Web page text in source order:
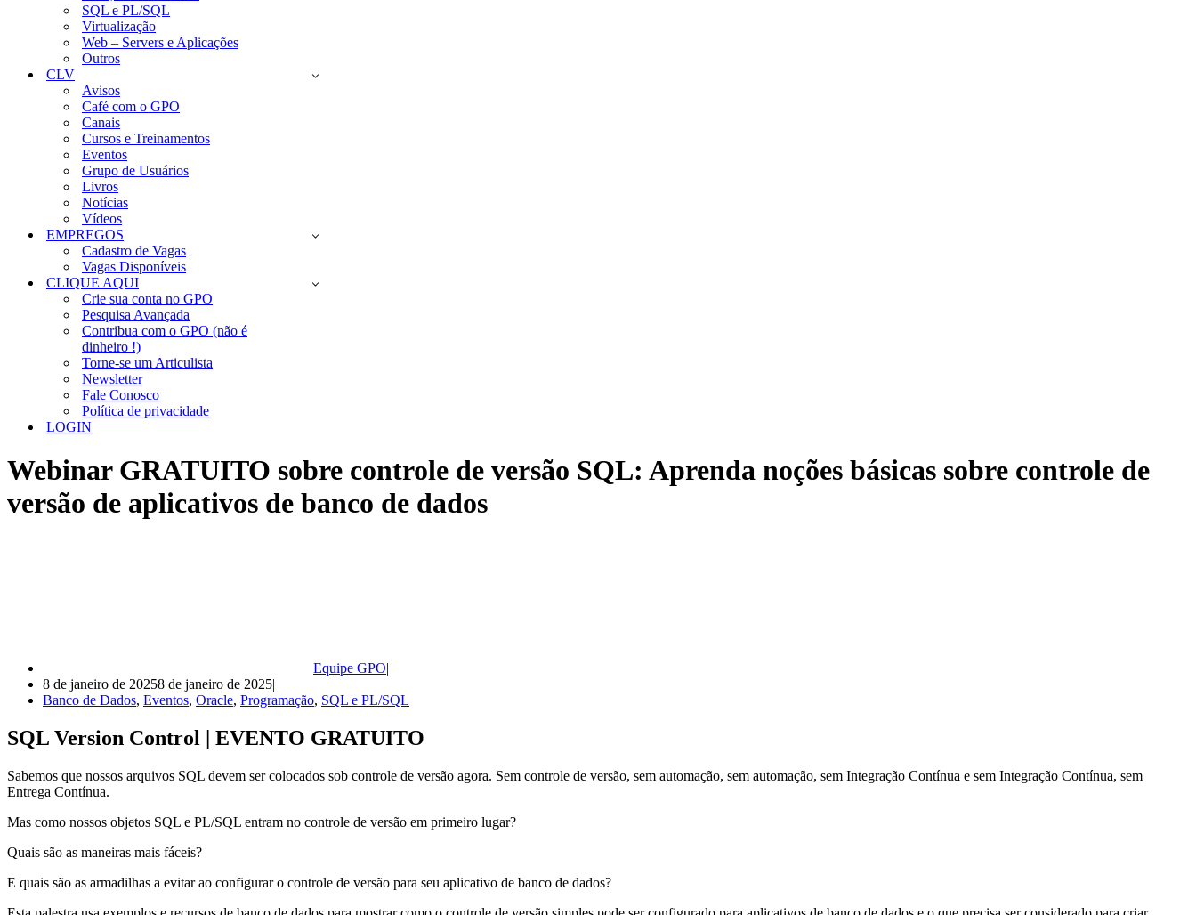
SQL e PL/SQL
Virtualização
Web – Servers e Aplicações
Outros
CLV
Avisos
Café com o GPO
Canais
Cursos e Treinamentos
Eventos
Grupo de Usuários
Livros
Notícias
Vídeos
EMPREGOS
Cadastro de Vagas
Vagas Disponíveis
CLIQUE AQUI
Crie sua conta no GPO
Pesquisa Avançada
Contribua com o GPO (não é
dinheiro !)
Torne-se um Articulista
Newsletter
Fale Conosco
Política de privacidade
LOGIN
Webinar GRATUITO sobre controle de versão SQL: Aprenda noções básicas sobre controle de
versão de aplicativos de banco de dados
Equipe GPO
8 de janeiro de 20258 de janeiro de 2025
Banco de Dados, Eventos, Oracle, Programação, SQL e PL/SQL
SQL Version Control | EVENTO GRATUITO
Sabemos que nossos arquivos SQL devem ser colocados sob controle de versão agora. Sem controle de versão, sem automação, sem automação, sem Integração Contínua e sem Integração Contínua, sem
Entrega Contínua.
Mas como nossos objetos SQL e PL/SQL entram no controle de versão em primeiro lugar?
Quais são as maneiras mais fáceis?
E quais são as armadilhas a evitar ao configurar o controle de versão para seu aplicativo de banco de dados?